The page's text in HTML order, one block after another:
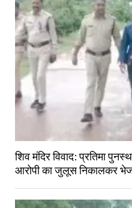
शिव मंदिर विवाद: प्रतिमा
आरोपी का जुलूस निकालकर